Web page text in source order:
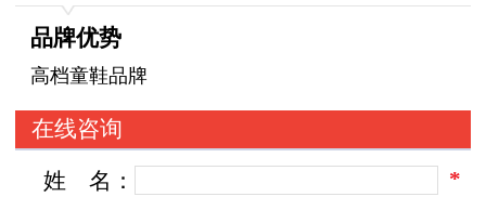
品牌优势
高档童鞋品牌
在线咨询
姓
名：
*